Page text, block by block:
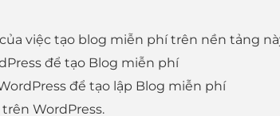
việc tạo blog miễn phí trên nền tảng
để tạo Blog miễn phí
để tạo lập Blog miễn phí
WordPress.